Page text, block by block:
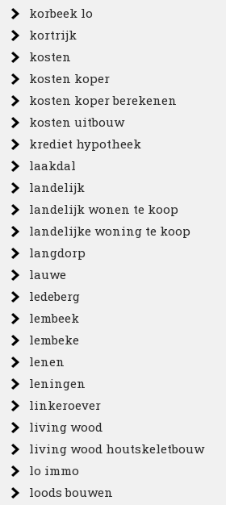
korbeek lo
kortrijk
kosten
kosten koper
kosten koper berekenen
kosten uitbouw
krediet hypotheek
laakdal
landelijk
landelijk wonen te koop
landelijke woning te koop
langdorp
lauwe
ledeberg
lembeek
lembeke
lenen
leningen
linkeroever
living wood
living wood houtskeletbouw
lo immo
loods bouwen